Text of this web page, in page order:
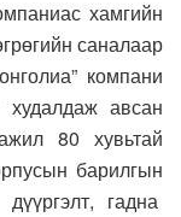
хамгийн
саналаар
компани
авсан
80 хувьтай
барилгын
гадна